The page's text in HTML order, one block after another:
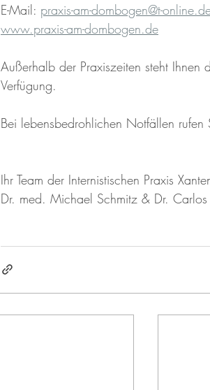
E-Mail: praxis-am-dombogen@t-
www.praxis-am-dombogen.de
Außerhalb der Praxiszeiten steht
Verfügung.
Bei lebensbedrohlichen Notfällen rufen
Ihr Team der Internistischen Praxis
Dr. med. Michael Schmitz & Dr.